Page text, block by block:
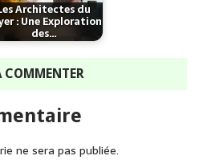
Architectes du
: Une Exploration
des…
COMMENTER
ne sera pas publiée.